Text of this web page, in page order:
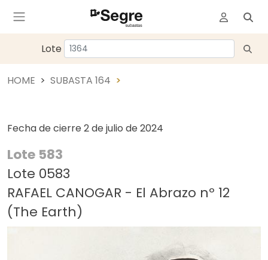
Lote
HOME SUBASTA 164
Fecha de cierre 2 de julio de 2024
Lote 583
Lote 0583
RAFAEL CANOGAR - El Abrazo nº 12
(The Earth)